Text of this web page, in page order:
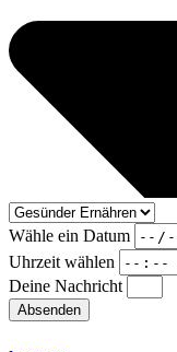
Wähle ein Datum
Uhrzeit wählen
Deine Nachricht
Absenden